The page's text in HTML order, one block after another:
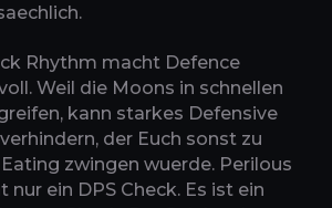
Rhythm macht Defence
Weil die Moons in schnellen
kann starkes Defensive
der Euch sonst zu
zwingen wuerde. Perilous
nur ein DPS Check. Es ist ein